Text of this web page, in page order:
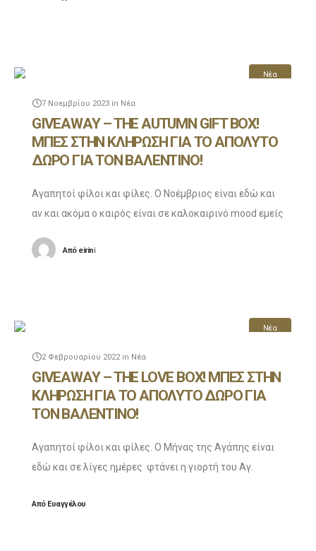
Νέα
7 Νοεμβρίου 2023 in Νέα
GIVEAWAY – THE AUTUMN GIFT BOX!
ΜΠΕΣ ΣΤΗΝ ΚΛΗΡΩΣΗ ΓΙΑ ΤΟ ΑΠΟΛΥΤΟ
ΔΩΡΟ ΓΙΑ ΤΟΝ ΒΑΛΕΝΤΙΝΟ!
Αγαπητοί φίλοι και φίλες. Ο Νοέμβριος είναι εδώ και
αν και ακόμα ο καιρός είναι σε καλοκαιρινό mood εμείς
Ζαχαροπλαστείο Ευαγγέλου έχουμε κάτι ξεχωριστό
Απόeirini
Νέα
2 Φεβρουαρίου 2022 in Νέα
GIVEAWAY – THE LOVE BOX! ΜΠΕΣ ΣΤΗΝ
ΚΛΗΡΩΣΗ ΓΙΑ ΤΟ ΑΠΟΛΥΤΟ ΔΩΡΟ ΓΙΑ
ΤΟΝ ΒΑΛΕΝΤΙΝΟ!
Αγαπητοί φίλοι και φίλες. Ο Μήνας της Αγάπης είναι
εδώ και σε λίγες ημέρες φτάνει η γιορτή του Αγ.
Ευαγγέλου έχουμε κάτι ξεχωριστό για
ΑπόΕυαγγέλου